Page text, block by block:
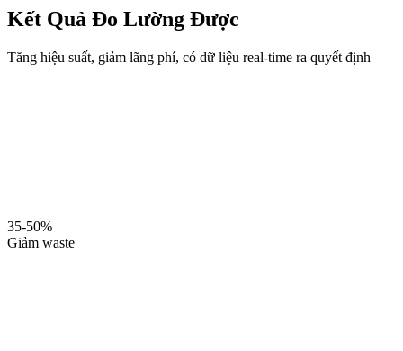
Kết Quả Đo Lường Được
Tăng hiệu suất, giảm lãng phí, có dữ liệu real-time ra quyết định
35-50%
Giảm waste